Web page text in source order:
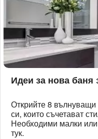
Идеи за нова
Открийте 8
си, които съчетават
Необходими малки
тук.